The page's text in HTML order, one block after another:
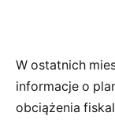
W ostatnich
informacje o
obciążenia